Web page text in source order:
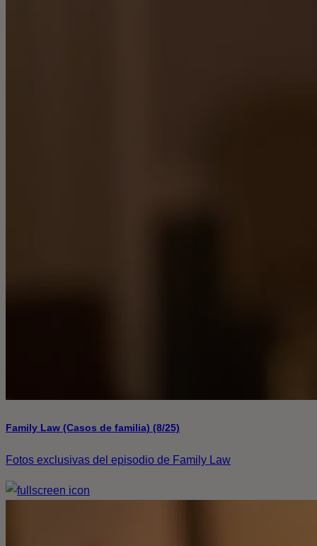
Family Law (Casos de familia) (8/25)
Fotos exclusivas del episodio de Family Law